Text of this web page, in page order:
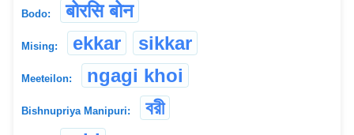
Bodo: बोरसि बोन
Mising: ekkar sikkar
Meeteilon: ngagi khoi
Bishnupriya Manipuri: বরী